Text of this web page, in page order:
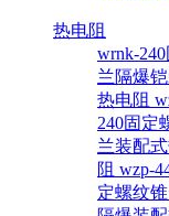
热电阻
wrnk-
兰隔爆
热电阻
240固定
兰装配
阻 wzp-
定螺纹